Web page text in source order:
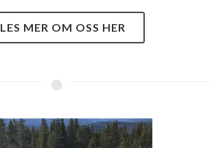
LES MER OM OSS HER